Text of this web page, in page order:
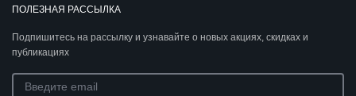
ПОЛЕЗНАЯ РАССЫЛКА
Подпишитесь на рассылку и узнавайте о новых акциях, скидках и
публикациях